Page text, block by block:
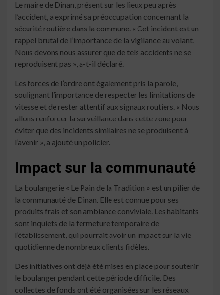
Le maire de Dinan, présent sur les lieux peu après
l’accident, a exprimé sa préoccupation concernant la
sécurité routière dans la commune. « Cet incident est un
rappel brutal de l’importance de la vigilance au volant.
Nous devons nous assurer que de tels accidents ne se
reproduisent pas », a-t-il déclaré.
Les forces de l’ordre ont également pris la parole,
soulignant l’importance de respecter les limitations de
vitesse et de rester attentif aux signaux routiers. « Nous
allons renforcer la surveillance dans cette zone pour
éviter que des incidents similaires ne se produisent à
l’avenir », a ajouté un policier.
Impact sur la communauté
La boulangerie « Le Pain de la Tradition » est un pilier de
la communauté de Dinan. Elle est connue pour ses
produits frais et son ambiance conviviale. Les habitants
sont inquiets de la fermeture temporaire de
l’établissement, qui pourrait avoir un impact sur la vie
quotidienne de nombreux clients fidèles.
Des initiatives ont déjà été mises en place pour soutenir
le boulanger pendant cette période difficile. Des
collectes de fonds ont été organisées sur les réseaux